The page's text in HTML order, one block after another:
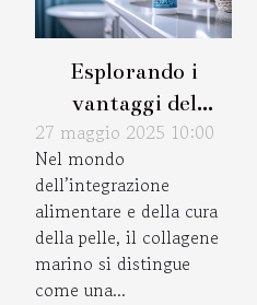
Esplorando i
vantaggi del
collagene marino
per la bellezza e la
salute
27 maggio 2025 10:00
Nel mondo
dell’integrazione
alimentare e della cura
della pelle, il collagene
marino si distingue
come una...